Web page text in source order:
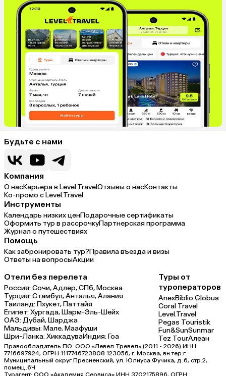
Будьте с нами
Компания
О насКарьера в Level.TravelОтзывы о насКонтакты
Ко-промо с Level.Travel
Инструменты
Календарь низких ценПодарочные сертификаты
Оформить тур в рассрочкуПартнерская программа
Журнал о путешествиях
Помощь
Как забронировать тур?Правила въезда и визы
Ответы на вопросыАкции
Отели без перелета
Россия:Сочи,Адлер,СПб,Москва
Турция:Стамбул,Анталья,Алания
Таиланд:Пхукет,Паттайя
Египет:Хургада,Шарм-Эль-Шейх
ОАЭ:Дубай,Шарджа
Мальдивы:Мале,Маафуши
Шри-Ланка:ХиккадуваИндия:Гоа
Туры от
туроператоров
AnexBiblio Globus
Coral Travel
Level.Travel
Pegas Touristik
Fun&SunSunmar
Tez TourАлеан
Правообладатель ПО: ООО «Левел Тревел» (2011 - 2026) ИНН
7716697924, ОГРН 1117746723808 123056, г. Москва, вн.тер.г.
Муниципальный округ Пресненский, ул. Юлиуса Фучика, д.6, стр.2,
помещ.6Ч
Турагент: ООО «Академия Сервиса» ИНН 3702175896, ОГРН